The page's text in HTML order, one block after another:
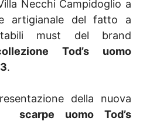
Necchi Campidoglio a
artigianale del fatto a
must del brand
Tod’s uomo
.
della nuova
scarpe uomo Tod’s